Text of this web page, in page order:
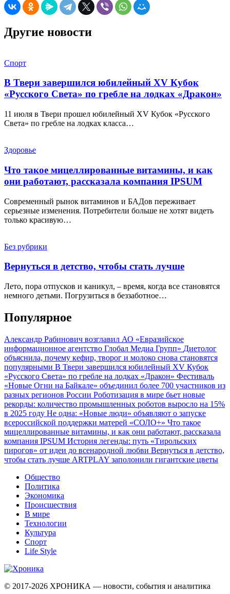
Другие новости
Спорт
В Твери завершился юбилейный XV Кубок
«Русского Света» по гребле на лодках «Дракон»
11 июля в Твери прошел юбилейный XV Кубок «Русского
Света» по гребле на лодках класса…
Здоровье
Что такое мицеллированные витамины, и как
они работают, рассказала компания IPSUM
Современный рынок витаминов и БАДов переживает
серьезные изменения. Потребители больше не хотят видеть
только красивую…
Без рубрики
Вернуться в детство, чтобы стать лучше
Лето, пора отпусков и каникул, – время, когда все становятся
немного детьми. Погрузиться в беззаботное…
Популярное
Александр Рабинович возглавил АО «Евразийское
информационное агентство Глобал Медиа Групп» Диетолог
объяснила, почему кефир, творог и молоко снова становятся
популярными В Твери завершился юбилейный XV Кубок
«Русского Света» по гребле на лодках «Дракон» Фестиваль
«Новые Огни на Байкале» объединил более 700 участников из
разных регионов России Роботизация в мире бьет новые
рекорды: количество промышленных роботов выросло на 15%
в 2025 году Не одна: «Новые люди» объявляют о запуске
всероссийской поддержки матерей «СОЛО+» Что такое
мицеллированные витамины, и как они работают, рассказала
компания IPSUM История легенды: путь «Тирольских
пирогов» от идеи до всенародной любви Вернуться в детство,
чтобы стать лучше ARTPLAY заполонили гигантские цветы
Общество
Политика
Экономика
Происшествия
В мире
Технологии
Культура
Спорт
Life Style
© 2017-2026 ХРОНИКА — новости, события и аналитика